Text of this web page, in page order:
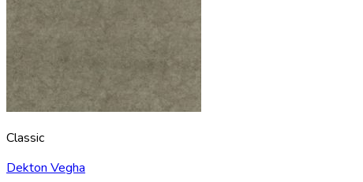
Classic
Dekton Vegha